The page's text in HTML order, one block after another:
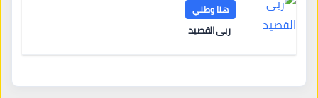
هنا وطني
ربى القصيد